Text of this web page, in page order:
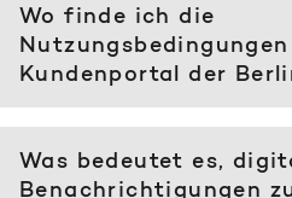
Wo finde ich die
Kundenportal der
Was bedeutet es,
Benachrichtigungen